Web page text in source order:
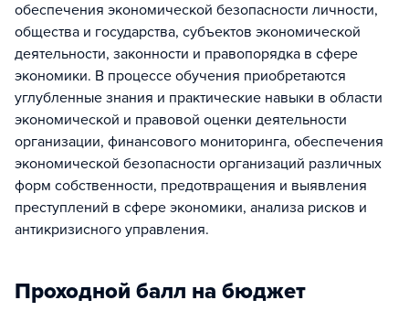
обеспечения экономической безопасности личности,
общества и государства, субъектов экономической
деятельности, законности и правопорядка в сфере
экономики. В процессе обучения приобретаются
углубленные знания и практические навыки в области
экономической и правовой оценки деятельности
организации, финансового мониторинга, обеспечения
экономической безопасности организаций различных
форм собственности, предотвращения и выявления
преступлений в сфере экономики, анализа рисков и
антикризисного управления.
Проходной балл на бюджет